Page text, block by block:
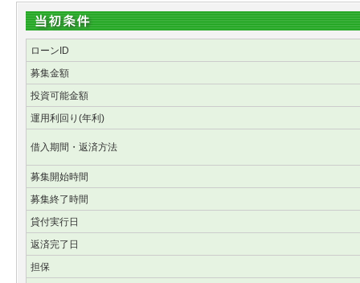
ローンID
募集金額
投資可能金額
運用利回り(年利)
借入期間・返済方法
募集開始時間
募集終了時間
貸付実行日
返済完了日
担保